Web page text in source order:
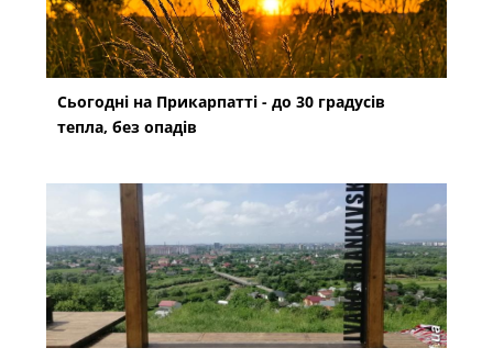
Сьогодні на Прикарпатті - до 30 градусів
тепла, без опадів